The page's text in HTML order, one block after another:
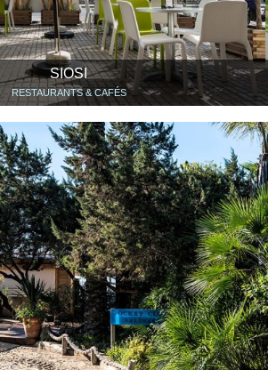
SIOSI
RESTAURANTS & CAFÉS